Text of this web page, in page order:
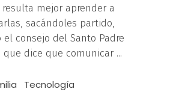
resulta mejor aprender a
sacándoles partido,
el consejo del Santo Padre
que dice que comunicar
Tecnología